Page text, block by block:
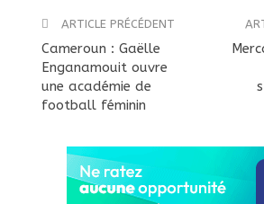
ARTICLE PRÉCÉDENT
Cameroun : Gaëlle
Enganamouit ouvre
une académie de
football féminin